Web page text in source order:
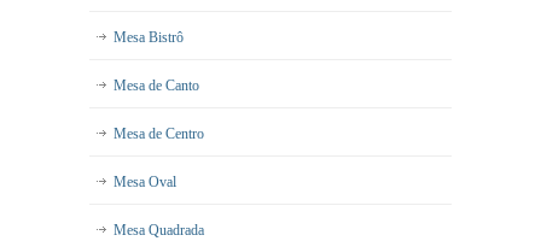
Mesa Bistrô
Mesa de Canto
Mesa de Centro
Mesa Oval
Mesa Quadrada